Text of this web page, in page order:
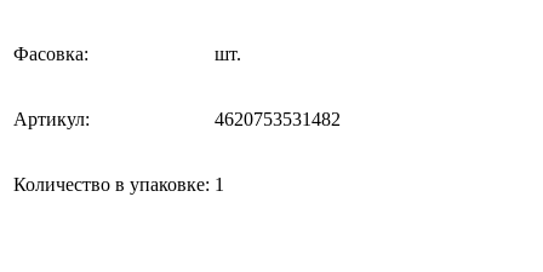
Фасовка: шт.
Артикул: 4620753531482
Количество в упаковке: 1